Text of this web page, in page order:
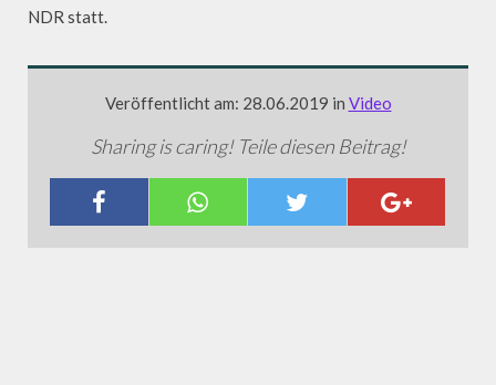
NDR statt.
Veröffentlicht am: 28.06.2019 in Video
Sharing is caring! Teile diesen Beitrag!